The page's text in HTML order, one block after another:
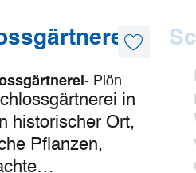
Diesen
- Plön
in
historischer Ort,
Pflanzen,
Mehr